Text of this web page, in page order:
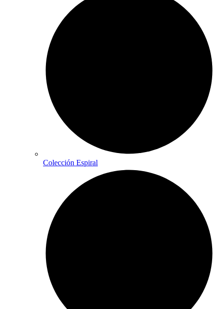
Colección Espiral